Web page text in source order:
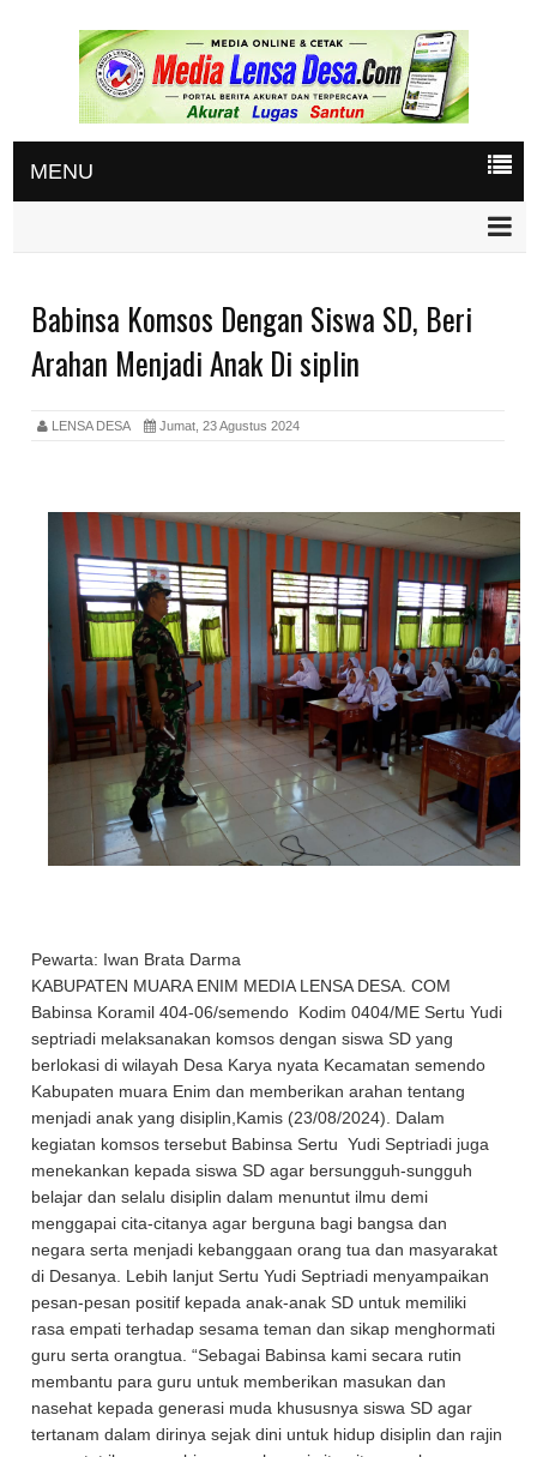
MENU
Babinsa Komsos Dengan Siswa SD, Beri
Arahan Menjadi Anak Di siplin
LENSA DESA Jumat, 23 Agustus 2024
Pewarta: Iwan Brata Darma
KABUPATEN MUARA ENIM MEDIA LENSA DESA. COM
Babinsa Koramil 404-06/semendo Kodim 0404/ME Sertu Yudi
septriadi melaksanakan komsos dengan siswa SD yang
berlokasi di wilayah Desa Karya nyata Kecamatan semendo
Kabupaten muara Enim dan memberikan arahan tentang
menjadi anak yang disiplin,Kamis (23/08/2024). Dalam
kegiatan komsos tersebut Babinsa Sertu Yudi Septriadi juga
menekankan kepada siswa SD agar bersungguh-sungguh
belajar dan selalu disiplin dalam menuntut ilmu demi
menggapai cita-citanya agar berguna bagi bangsa dan
negara serta menjadi kebanggaan orang tua dan masyarakat
di Desanya. Lebih lanjut Sertu Yudi Septriadi menyampaikan
pesan-pesan positif kepada anak-anak SD untuk memiliki
rasa empati terhadap sesama teman dan sikap menghormati
guru serta orangtua. “Sebagai Babinsa kami secara rutin
membantu para guru untuk memberikan masukan dan
nasehat kepada generasi muda khususnya siswa SD agar
tertanam dalam dirinya sejak dini untuk hidup disiplin dan rajin